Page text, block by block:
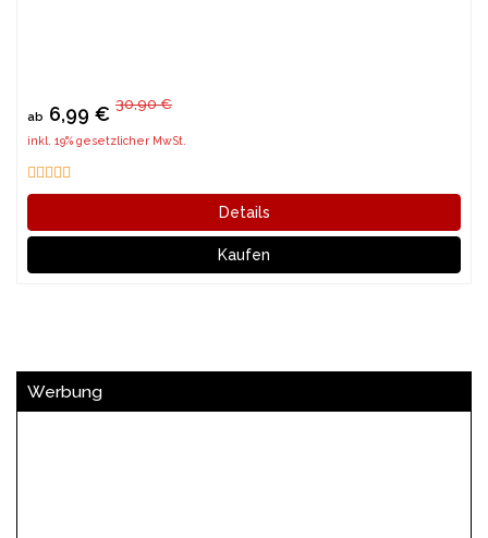
ab 6,99 € 30,90 €
inkl. 19% gesetzlicher MwSt.
Details
Kaufen
Werbung